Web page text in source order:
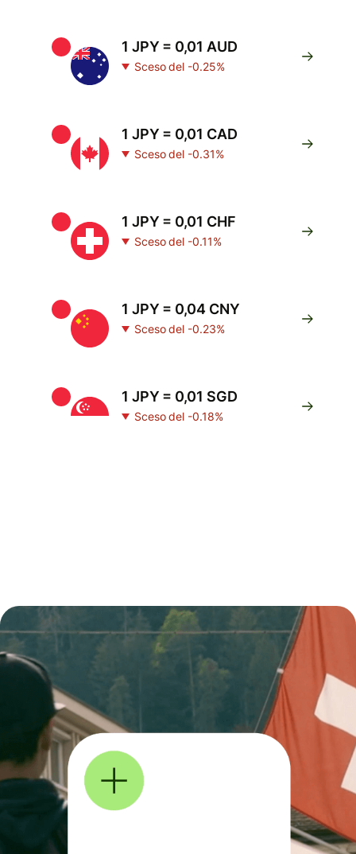
1 JPY = 0,01 AUD
Sceso del -0.25%
1 JPY = 0,01 CAD
Sceso del -0.31%
1 JPY = 0,01 CHF
Sceso del -0.11%
1 JPY = 0,04 CNY
Sceso del -0.23%
1 JPY = 0,01 SGD
Sceso del -0.18%